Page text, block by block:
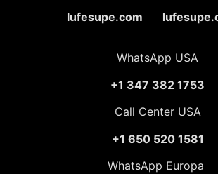
lufesupe.com
WhatsApp USA
+1 347 382 1753
Call Center USA
+1 650 520 1581
WhatsApp Europa